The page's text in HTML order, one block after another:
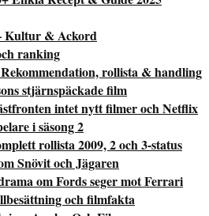
Kultur & Ackord
ranking
rollista & handling
stjärnspäckade film
intet nytt filmer och Netflix
i säsong 2
rollista 2009, 2 och 3-status
Snövit och Jägaren
om Fords seger mot Ferrari
och filmfakta